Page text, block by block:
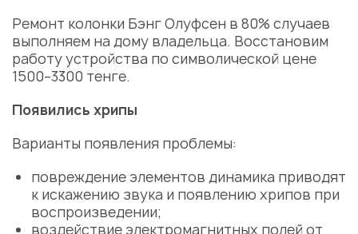
Ремонт колонки Бэнг Олуфсен в 80% случаев
выполняем на дому владельца. Восстановим
работу устройства по символической цене
1500–3300 тенге.
Появились хрипы
Варианты появления проблемы:
повреждение элементов динамика приводят
к искажению звука и появлению хрипов при
воспроизведении;
воздействие электромагнитных полей от